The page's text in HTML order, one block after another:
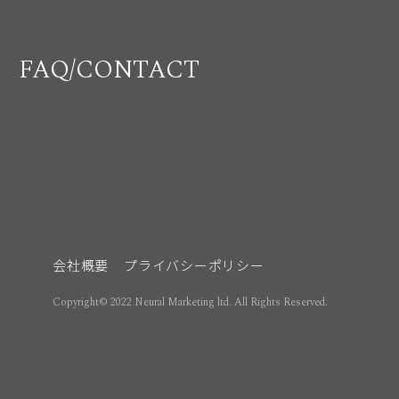
FAQ/CONTACT
会社概要 プライバシーポリシー
Copyright© 2022 Neural Marketing ltd. All Rights Reserved.